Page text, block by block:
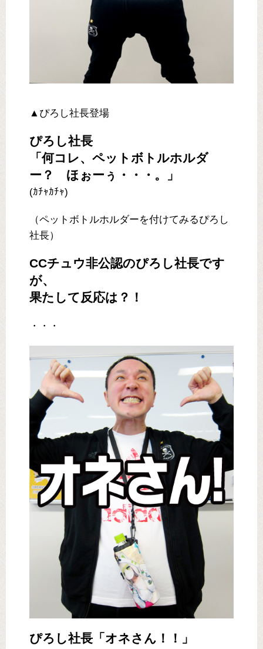
▲ぴろし社長登場
ぴろし社長
「何コレ、ペットボトルホルダ
ー？ ほぉーぅ・・・。」
(ｶﾁｬｶﾁｬ)
（ペットボトルホルダーを付けてみるぴろし
社長）
CCチュウ非公認のぴろし社長です
が、
果たして反応は？！
・・・
ぴろし社長「オネさん！！」